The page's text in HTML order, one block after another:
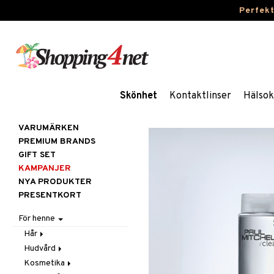
Skönhet Kontaktlinser
VARUMÄRKEN
PREMIUM BRANDS
GIFT SET
KAMPANJER
NYA PRODUKTER
PRESENTKORT
För henne
Hår
Accessoarer
Balsam
Hudvård
Ansiktscremer
Kosmetika